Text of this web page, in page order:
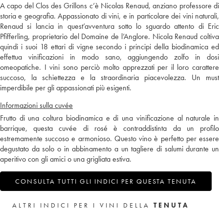
A capo del Clos des Grillons c’è Nicolas Renaud, anziano professore di
storia e geografia. Appassionato di vini, e in particolare dei vini naturali,
Renaud si lancia in quest’avventura sotto lo sguardo attento di Eric
Pfifferling, proprietario del Domaine de l’Anglore. Nicola Renaud coltiva
quindi i suoi 18 ettari di vigne secondo i principi della biodinamica ed
effettua vinificazioni in modo sano, aggiungendo zolfo in dosi
omeopatiche. I vini sono perciò molto apprezzati per il loro carattere
succoso, la schiettezza e la straordinaria piacevolezza. Un must
imperdibile per gli appassionati più esigenti.
Informazioni sulla cuvée
Frutto di una coltura biodinamica e di una vinificazione al naturale in
barrique, questa cuvée di rosé è contraddistinta da un profilo
estremamente succoso e armonioso. Questo vino è perfetto per essere
degustato da solo o in abbinamento a un tagliere di salumi durante un
aperitivo con gli amici o una grigliata estiva.
CONSULTA TUTTI GLI INDICI PER QUESTA TENUTA
ALTRI INDICI PER I VINI DELLA TENUTA